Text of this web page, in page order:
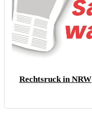
Rechtsruck in NRW